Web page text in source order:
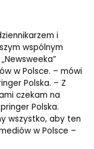
i
wspólnym
w Polsce. – mówi
Polska. – Z
czekam na
Polska.
wszystko, aby ten
w Polsce –